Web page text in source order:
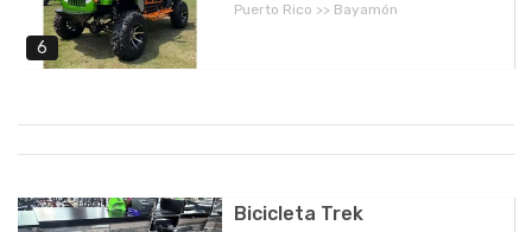
6
Puerto Rico >> Bayamón
Bicicleta Trek